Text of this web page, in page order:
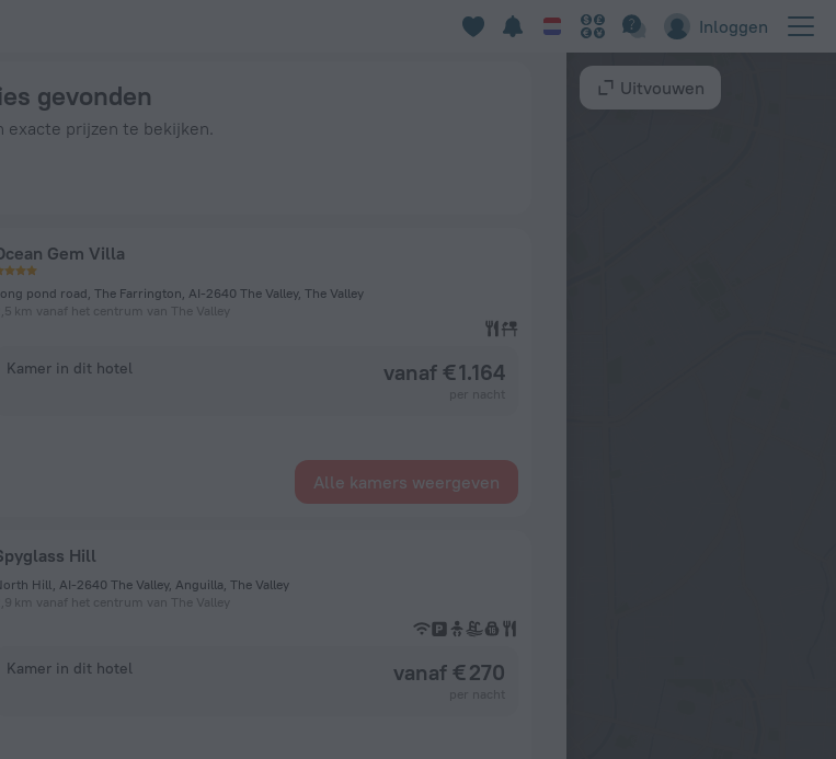
Inloggen
gevonden
exacte prijzen te bekijken.
Gem Villa
pond road, The Farrington, AI-2640 The Valley, The Valley
km vanaf het centrum van The Valley
Kamer in dit hotel vanaf € 1.164
Alle kamers weergeven
Hill
Hill, AI-2640 The Valley, Anguilla, The Valley
km vanaf het centrum van The Valley
Kamer in dit hotel vanaf € 270
Uitvouwen